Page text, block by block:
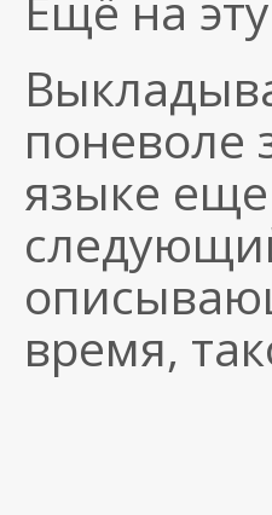
поневоле
языке
время,